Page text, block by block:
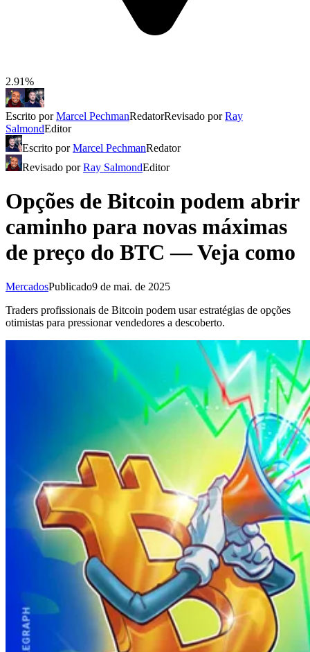
2.91%
Escrito porMarcel PechmanRedatorRevisado porRay
SalmondEditor
Escrito porMarcel PechmanRedator
Revisado porRay SalmondEditor
Opções de Bitcoin podem abrir
caminho para novas máximas
de preço do BTC — Veja como
MercadosPublicado9 de mai. de 2025
Traders profissionais de Bitcoin podem usar estratégias de opções
otimistas para pressionar vendedores a descoberto.